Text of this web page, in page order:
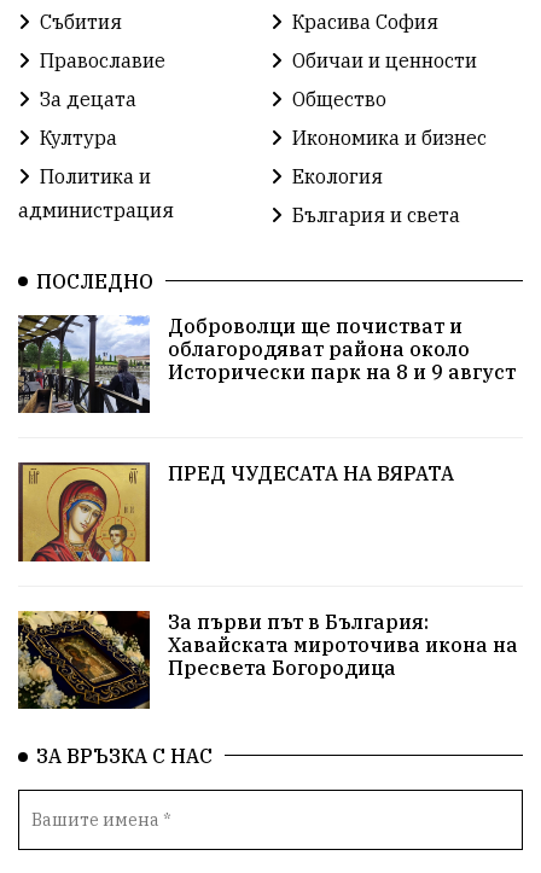
българската общност Исторически парк
Слатина
Икономика Красива България измама
Европа Актуално Туризъм Бизнес
абсурд Здравословно хранене
Коледа Чиста София
Софийски общински съвет
Общински съвет Величие Финландия
Образование Борисов Кольо Парамов
Автопоход Костинброд
Столичен общински съвет Маратон кауза
Събития
Красива София
Православие
Обичаи и ценности
За децата
Общество
Култура
Икономика и бизнес
Политика и
администрация
Екология
България и света
ПОСЛЕДНО
Доброволци ще почистват и
облагородяват района около
Исторически парк на 8 и 9 август
ПРЕД ЧУДЕСАТА НА ВЯРАТА
За първи път в България:
Хавайската мироточива икона на
Пресвета Богородица
ЗА ВРЪЗКА С НАС